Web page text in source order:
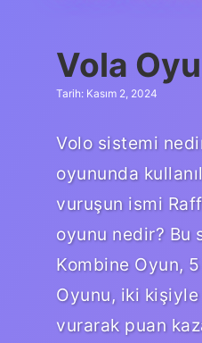
Vola
Tarih: Kasım 2, 2024
Volo sistemi
oyununda
vuruşun ismi
oyunu nedir? Bu
Kombine Oyun,
Oyunu, iki kişiyle
vurarak puan